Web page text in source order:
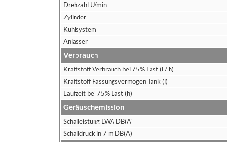
Drehzahl U/min
Zylinder
Kühlsystem
Anlasser
Verbrauch
Kraftstoff Verbrauch bei 75% Last (l / h)
Kraftstoff Fassungsvermögen Tank (l)
Laufzeit bei 75% Last (h)
Geräuschemission
Schalleistung LWA DB(A)
Schalldruck in 7 m DB(A)